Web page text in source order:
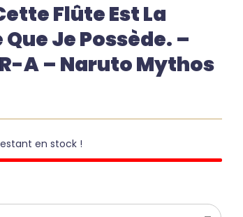
Flûte Est La
Je Possède. –
R-A – Naruto Mythos
en stock !